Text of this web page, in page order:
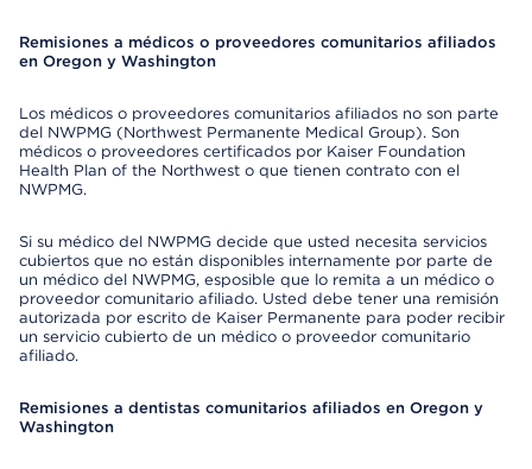
Remisiones a médicos o proveedores comunitarios afiliados
en Oregon y Washington
Los médicos o proveedores comunitarios afiliados no son parte
del NWPMG (Northwest Permanente Medical Group). Son
médicos o proveedores certificados por Kaiser Foundation
Health Plan of the Northwest o que tienen contrato con el
NWPMG.
Si su médico del NWPMG decide que usted necesita servicios
cubiertos que no están disponibles internamente por parte de
un médico del NWPMG, esposible que lo remita a un médico o
proveedor comunitario afiliado. Usted debe tener una remisión
autorizada por escrito de Kaiser Permanente para poder recibir
un servicio cubierto de un médico o proveedor comunitario
afiliado.
Remisiones a dentistas comunitarios afiliados en Oregon y
Washington